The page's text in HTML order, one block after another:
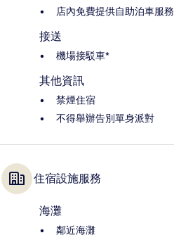
店內免費提供自助泊車服務
接送
機場接駁車*
其他資訊
禁煙住宿
不得舉辦告別單身派對
住宿設施服務
海灘
鄰近海灘